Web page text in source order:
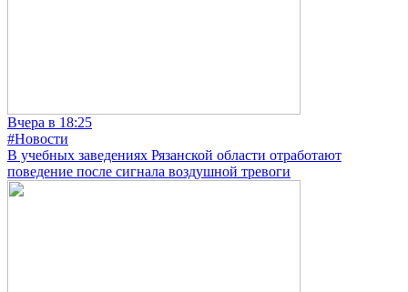
Вчера в 18:25
#Новости
В учебных заведениях Рязанской области отработают
поведение после сигнала воздушной тревоги